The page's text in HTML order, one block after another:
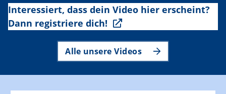
Interessiert, dass dein Video hier erscheint?
Dann registriere dich!
Alle unsere Videos